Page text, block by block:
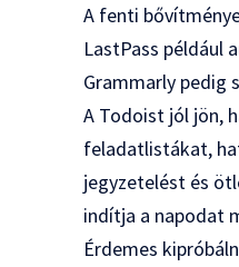
A fenti
LastPass például
Grammarly pedig
A Todoist jól jön,
feladatlistákat,
jegyzetelést és
indítja a napodat
Érdemes